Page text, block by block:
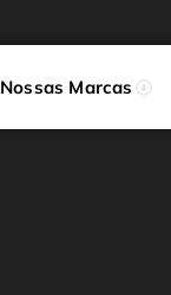
Nossas Marcas